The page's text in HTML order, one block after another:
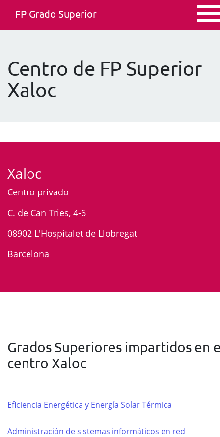
FP Grado Superior
Centro de FP Superior
Xaloc
Xaloc
Centro privado
C. de Can Tries, 4-6
08902 L'Hospitalet de Llobregat
Barcelona
Grados Superiores impartidos en
centro Xaloc
Eficiencia Energética y Energía Solar Térmica
Administración de sistemas informáticos en red